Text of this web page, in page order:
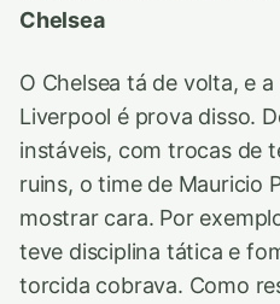
Chelsea
O Chelsea tá de volta, e
Liverpool é prova disso.
instáveis, com trocas de
ruins, o time de Mauricio
mostrar cara. Por
teve disciplina tática e
torcida cobrava. Como